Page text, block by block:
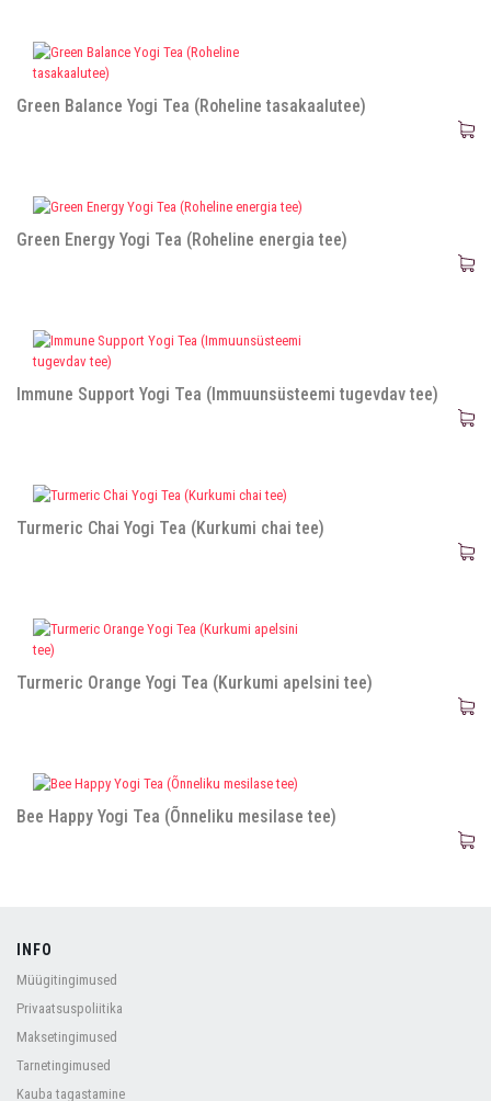
Green Balance Yogi Tea (Roheline tasakaalutee)
Green Energy Yogi Tea (Roheline energia tee)
Immune Support Yogi Tea (Immuunsüsteemi tugevdav tee)
Turmeric Chai Yogi Tea (Kurkumi chai tee)
Turmeric Orange Yogi Tea (Kurkumi apelsini tee)
Bee Happy Yogi Tea (Õnneliku mesilase tee)
INFO
Müügitingimused
Privaatsuspoliitika
Maksetingimused
Tarnetingimused
Kauba tagastamine